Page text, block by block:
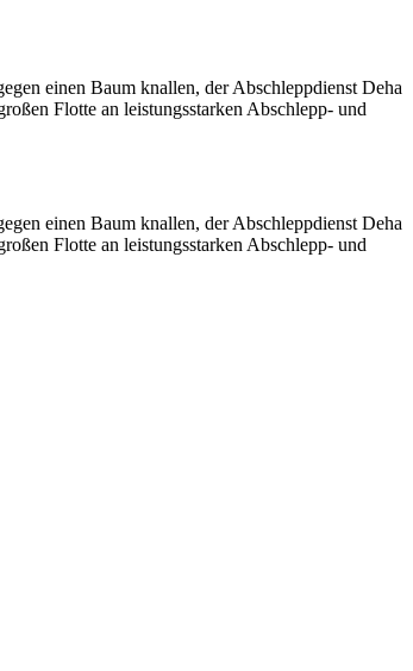
einen Baum knallen, der Abschleppdienst Deha
Flotte an leistungsstarken Abschlepp- und
einen Baum knallen, der Abschleppdienst Deha
Flotte an leistungsstarken Abschlepp- und